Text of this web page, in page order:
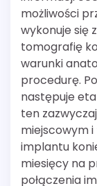
możliwości
wykonuje się
tomografię
warunki
procedurę.
następuje
ten
miejscowym i
implantu
miesięcy na
połączenia